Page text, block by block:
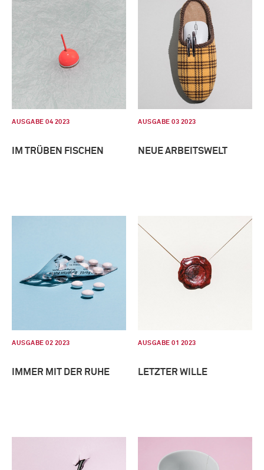
AUSGABE 04 2023
IM TRÜBEN FISCHEN
AUSGABE 03 2023
NEUE ARBEITSWELT
AUSGABE 02 2023
IMMER MIT DER RUHE
AUSGABE 01 2023
LETZTER WILLE